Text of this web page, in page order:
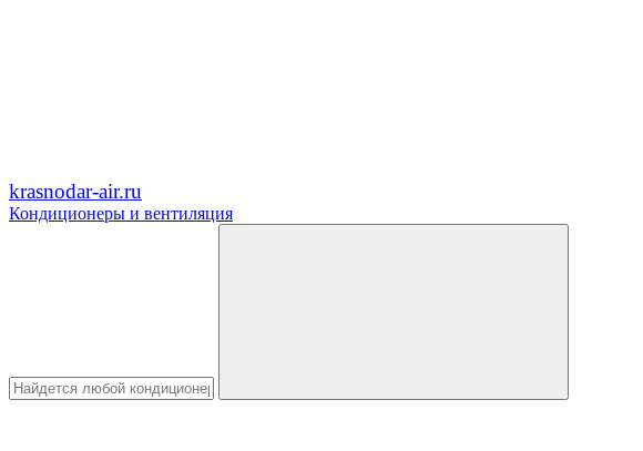
krasnodar-air.ru
Кондиционеры и вентиляция